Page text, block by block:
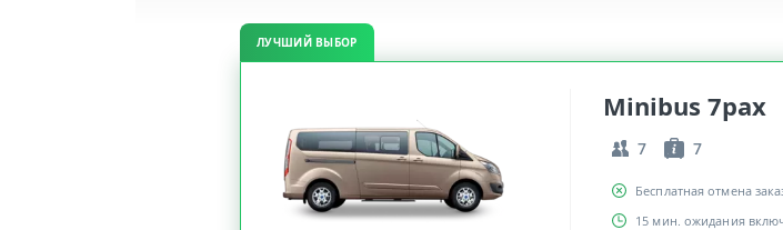
ЛУЧШИЙ ВЫБОР
Minibus 7pax
7 7
Бесплатная отмена
15 мин. ожидания